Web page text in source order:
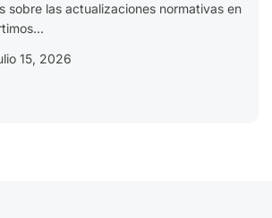
sobre las actualizaciones normativas en
15, 2026